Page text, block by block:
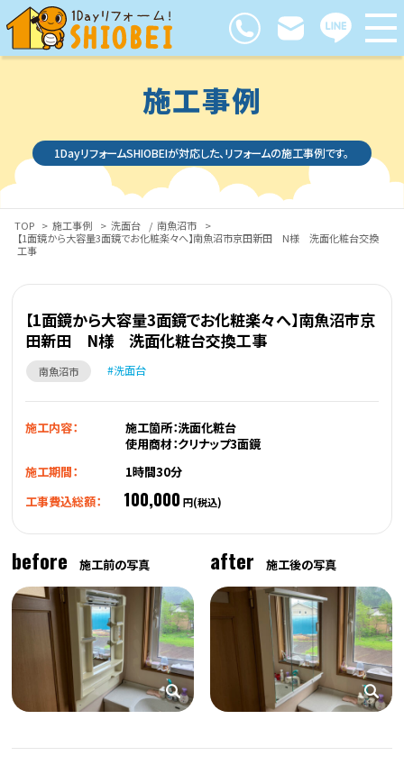
施工事例
1DayリフォームSHIOBEIが対応した、リフォームの施工事例です。
TOP > 施工事例 > 洗面台 / 南魚沼市
>
【1面鏡から大容量3面鏡でお化粧楽々へ】南魚沼市京田新田 N様 洗面化粧台交換
工事
【1面鏡から大容量3面鏡でお化粧楽々へ】南魚沼市京
田新田 N様 洗面化粧台交換工事
南魚沼市 洗面台
施工内容：
施工箇所：洗面化粧台
使用商材：クリナップ3面鏡
施工期間：
1時間30分
工事費込総額：
100,000 円(税込)
before 施工前の写真 after 施工後の写真